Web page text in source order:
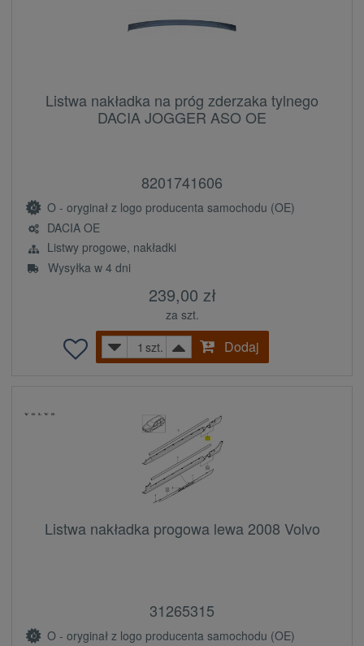
Listwa nakładka na próg zderzaka tylnego
DACIA JOGGER ASO OE
8201741606
O - oryginał z logo producenta samochodu (OE)
DACIA OE
Listwy progowe, nakładki
Wysyłka w 4 dni
239,00 zł
za szt.
szt.
Dodaj
Listwa nakładka progowa lewa 2008 Volvo
31265315
O - oryginał z logo producenta samochodu (OE)